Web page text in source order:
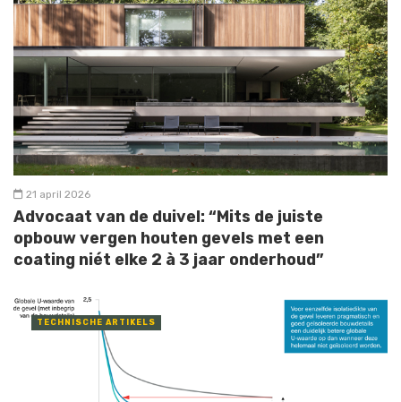
21 april 2026
Advocaat van de duivel: “Mits de juiste
opbouw vergen houten gevels met een
coating niét elke 2 à 3 jaar onderhoud”
TECHNISCHE ARTIKELS